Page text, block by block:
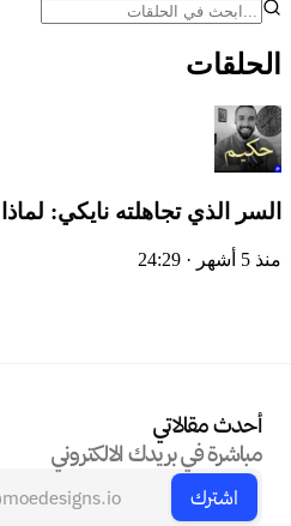
أحدث مقالاتي
مباشرة في بريدك الالكتروني
اشترك